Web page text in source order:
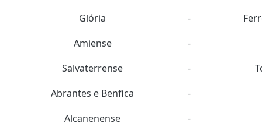
Glória
-
Amiense
-
Salvaterrense
-
Abrantes e Benfica
-
Alcanenense
-